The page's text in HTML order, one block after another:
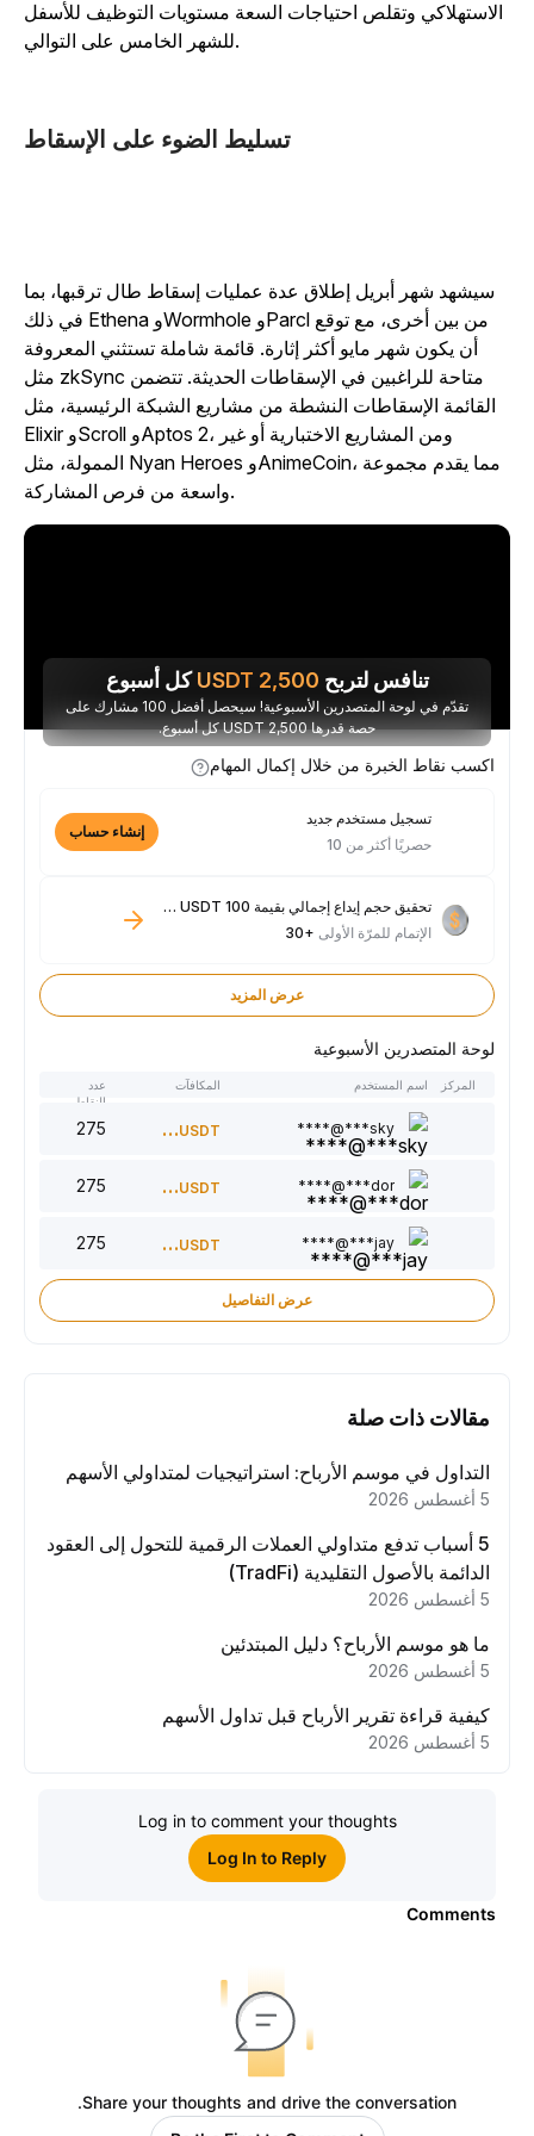
الاستهلاكي وتقلص احتياجات السعة مستويات التوظيف للأسفل
تسليط الضوء على الإسقاط
سيشهد شهر أبريل إطلاق عدة عمليات إسقاط طال ترقبها، بما
في ذلك Ethena وWormhole وParcl من بين أخرى، مع توقع
أن يكون شهر مايو أكثر إثارة. قائمة شاملة تستثني المعروفة
مثل zkSync متاحة للراغبين في الإسقاطات الحديثة. تتضمن
القائمة الإسقاطات النشطة من مشاريع الشبكة الرئيسية، مثل
Elixir وScroll وAptos 2، ومن المشاريع الاختبارية أو غير
الممولة، مثل Nyan Heroes وAnimeCoin، مما يقدم مجموعة
تنافس لتربح 2,500
USDTكل أسبوع
تقدّم في لوحة المتصدرين الأسبوعية! سيحصل أفضل 100 مشارك على
حصة قدرها 2,500 USDT كل أسبوع.
اكسب نقاط الخبرة من خلال إكمال المهام
تسجيل مستخدم جديد
حصريًا أكثر من 10
إنشاء حساب
تحقيق حجم إيداع إجمالي بقيمة 100 USDT فأكثر
الإتمام للمرّة الأولى+30
عرض المزيد
لوحة المتصدرين الأسبوعية
المركز اسم المستخدم المكافآت
النقاط
sky***@****
300USDT
dor***@****
220USDT
jay***@****
150USDT
عرض التفاصيل
مقالات ذات صلة
التداول في موسم الأرباح: استراتيجيات لمتداولي الأسهم
5 أسباب تدفع متداولي العملات الرقمية للتحول إلى العقود
الدائمة بالأصول التقليدية (TradFi)
ما هو موسم الأرباح؟ دليل المبتدئين
كيفية قراءة تقرير الأرباح قبل تداول الأسهم
Log in to comment your thoughts
Log In to Reply
Comments
Share your thoughts and drive the conversation.